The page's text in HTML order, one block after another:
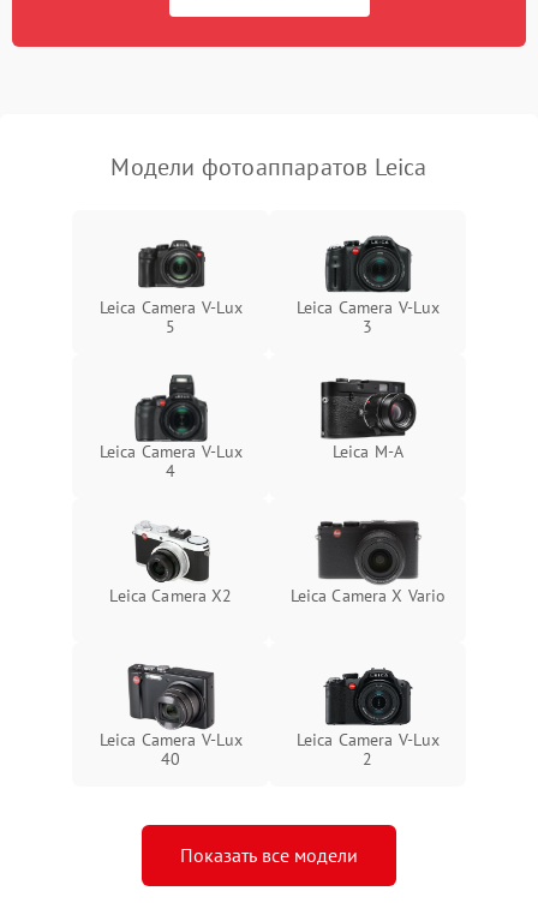
Модели фотоаппаратов Leica
Leica Camera V-Lux
5
Leica Camera V-Lux
3
Leica Camera V-Lux
4
Leica M-A
Leica Camera X2 Leica Camera X Vario
Leica Camera V-Lux
40
Leica Camera V-Lux
2
Показать все модели